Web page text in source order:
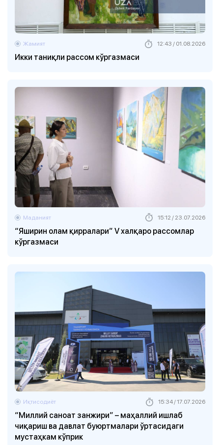
Икки таниқли рассом кўргазмаси
Жамият 12:43 / 01.08.2026
“Яширин олам қирралари” V халқаро рассомлар
кўргазмаси
Маданият 15:12 / 23.07.2026
“Миллий саноат занжири” – маҳаллий ишлаб
чиқариш ва давлат буюртмалари ўртасидаги
мустаҳкам кўприк
Иқтисодиёт 15:34 / 17.07.2026